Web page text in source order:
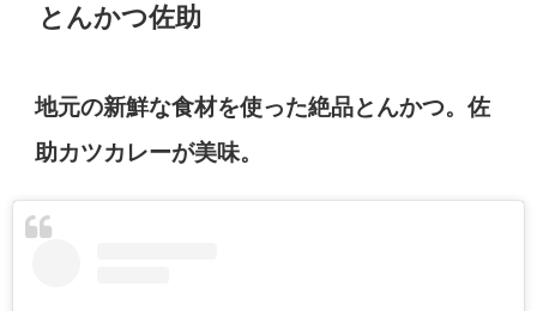
とんかつ佐助
地元の新鮮な食材を使った絶品とんかつ。佐
助カツカレーが美味。